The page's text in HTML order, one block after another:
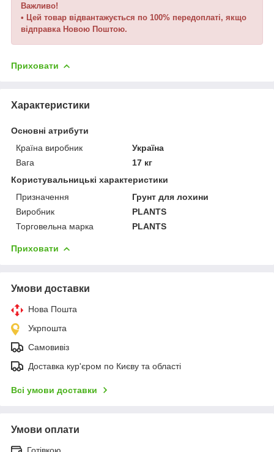
Важливо!
• Цей товар відвантажується по 100% передоплаті, якщо
відправка Новою Поштою.
Приховати
Характеристики
Основні атрибути
Країна виробник
Україна
Вага
17 кг
Користувальницькі характеристики
Призначення
Грунт для лохини
Виробник
PLANTS
Торговельна марка
PLANTS
Приховати
Умови доставки
Нова Пошта
Укрпошта
Самовивіз
Доставка кур'єром по Києву та області
Всі умови доставки
Умови оплати
Готівкою